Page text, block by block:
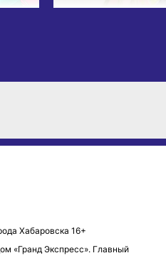
Хабаровска 16+
«Гранд Экспресс». Главный